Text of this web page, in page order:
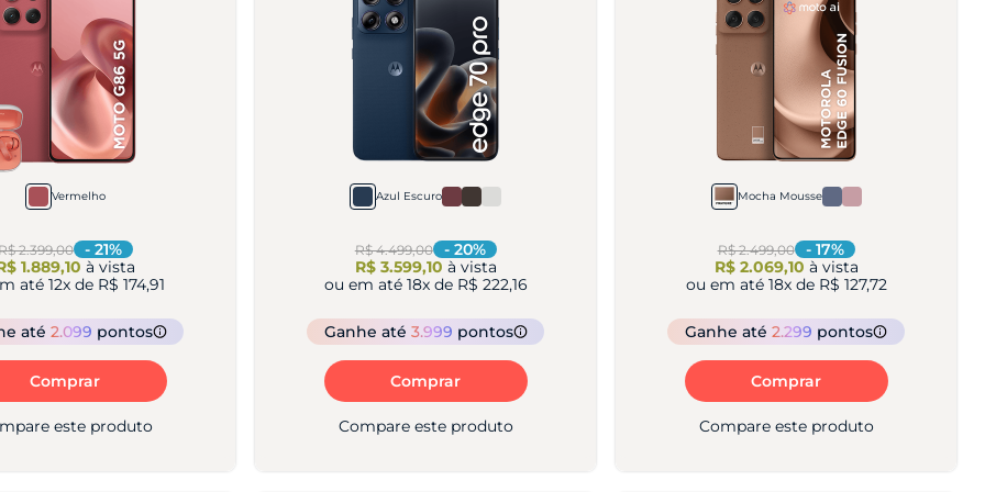
Vermelho
2.399,00 - 21%
1.889,10 à vista
até 12x de R$ 174,91
até 2.099 pontos
Comprar
este produto
Azul Escuro
R$ 4.499,00 - 20%
R$ 3.599,10 à vista
ou em até 18x de R$ 222,16
Ganhe até 3.999 pontos
Comprar
Compare este produto
Mocha Mousse
R$ 2.499,00 - 17%
R$ 2.069,10 à vista
ou em até 18x de R$ 127,72
Ganheaté 2.299 pontos
Comprar
Compare este produto